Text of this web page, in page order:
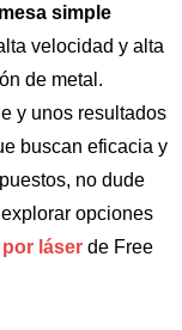
simple
velocidad y alta
de metal.
y unos resultados
buscan eficacia y
no dude
opciones
láser de Free